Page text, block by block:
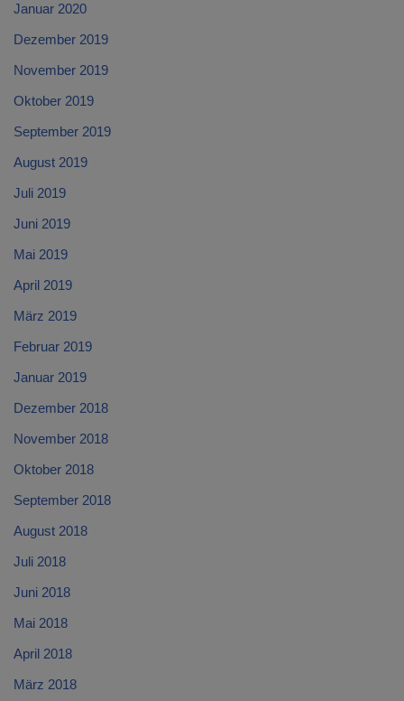
Januar 2020
Dezember 2019
November 2019
Oktober 2019
September 2019
August 2019
Juli 2019
Juni 2019
Mai 2019
April 2019
März 2019
Februar 2019
Januar 2019
Dezember 2018
November 2018
Oktober 2018
September 2018
August 2018
Juli 2018
Juni 2018
Mai 2018
April 2018
März 2018